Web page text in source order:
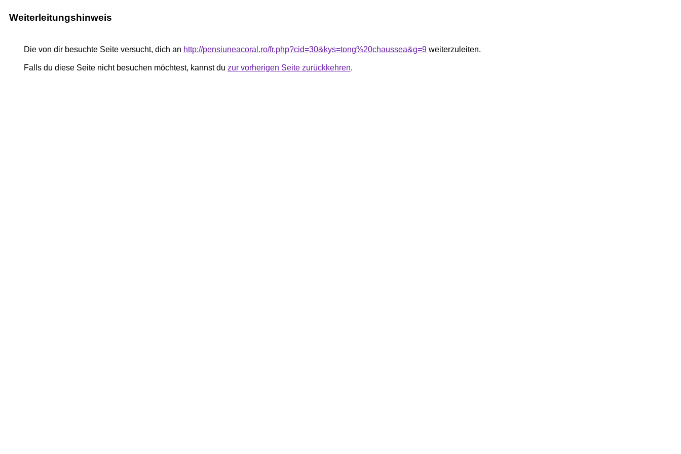
Weiterleitungshinweis
Die von dir besuchte Seite versucht, dich an http://pensiuneacoral.ro/fr.php?cid=30&kys=tong%20chaussea&g=9 weiterzuleiten.
Falls du diese Seite nicht besuchen möchtest, kannst du zur vorherigen Seite zurückkehren.